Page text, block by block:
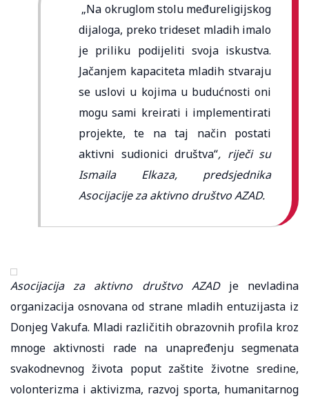
„Na okruglom stolu međureligijskog
dijaloga, preko trideset mladih imalo
je priliku podijeliti svoja iskustva.
Jačanjem kapaciteta mladih stvaraju
se uslovi u kojima u budućnosti oni
mogu sami kreirati i implementirati
projekte, te na taj način postati
aktivni sudionici društva“, riječi su
Ismaila Elkaza, predsjednika
Asocijacije za aktivno društvo AZAD.
Asocijacija za aktivno društvo AZADje nevladina
organizacija osnovana od strane mladih entuzijasta iz
Donjeg Vakufa. Mladi različitih obrazovnih profila kroz
mnoge aktivnosti rade na unapređenju segmenata
svakodnevnog života poput zaštite životne sredine,
volonterizma i aktivizma, razvoj sporta, humanitarnog